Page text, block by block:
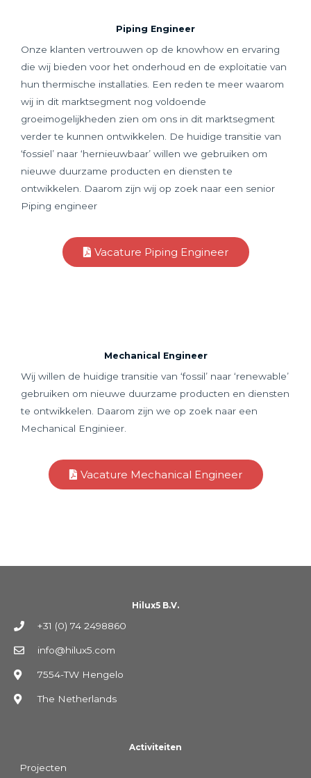
Piping Engineer
Onze klanten vertrouwen op de knowhow en ervaring
die wij bieden voor het onderhoud en de exploitatie van
hun thermische installaties. Een reden te meer waarom
wij in dit marktsegment nog voldoende
groeimogelijkheden zien om ons in dit marktsegment
verder te kunnen ontwikkelen. De huidige transitie van
‘fossiel’ naar ‘hernieuwbaar’ willen we gebruiken om
nieuwe duurzame producten en diensten te
ontwikkelen. Daarom zijn wij op zoek naar een senior
Piping engineer
Vacature Piping Engineer
Mechanical Engineer
Wij willen de huidige transitie van ‘fossil’ naar ‘renewable’
gebruiken om nieuwe duurzame producten en diensten
te ontwikkelen. Daarom zijn we op zoek naar een
Mechanical Enginieer.
Vacature Mechanical Engineer
Hilux5 B.V.
+31 (0) 74 2498860
info@hilux5.com
7554-TW Hengelo
The Netherlands
Activiteiten
Projecten